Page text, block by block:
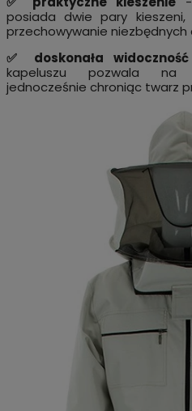
posiada dwie pary
przechowywanie niezbędnych
✅ doskonała widoczność
kapeluszu pozwala na
jednocześnie chroniąc twarz